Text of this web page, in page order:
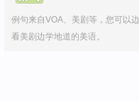
例句来自VOA、美剧等，您可以边
看美剧边学地道的美语。